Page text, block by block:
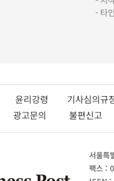
- 타
윤리강령 기사심의
광고문의 불편신고
서울특
팩스 :